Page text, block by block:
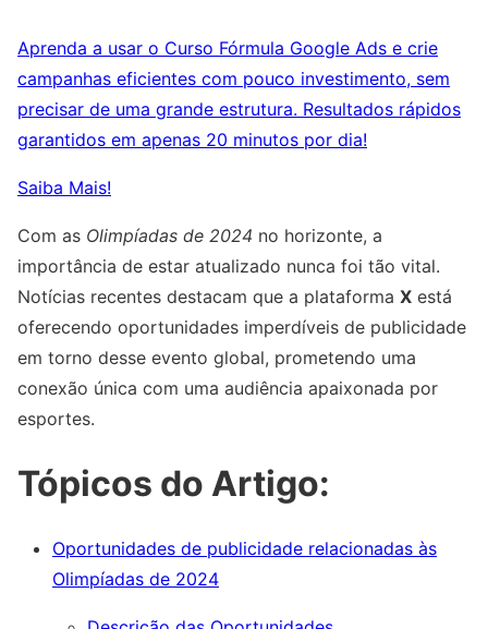
Aprenda a usar o Curso Fórmula Google Ads e crie
campanhas eficientes com pouco investimento, sem
precisar de uma grande estrutura. Resultados rápidos
garantidos em apenas 20 minutos por dia!
Saiba Mais!
Com as Olimpíadas de 2024 no horizonte, a
importância de estar atualizado nunca foi tão vital.
Notícias recentes destacam que a plataforma X está
oferecendo oportunidades imperdíveis de publicidade
em torno desse evento global, prometendo uma
conexão única com uma audiência apaixonada por
esportes.
Tópicos do Artigo:
Oportunidades de publicidade relacionadas às
Olimpíadas de 2024